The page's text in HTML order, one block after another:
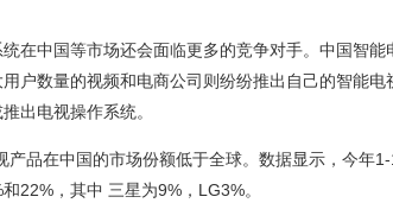
在中国等市场还会面临更多的竞争对手。中国智
户数量的视频和电商公司则纷纷推出自己的智能电
出电视操作系统。
产品在中国的市场份额低于全球。数据显示，今年
22%，其中 三星为9%，LG3%。